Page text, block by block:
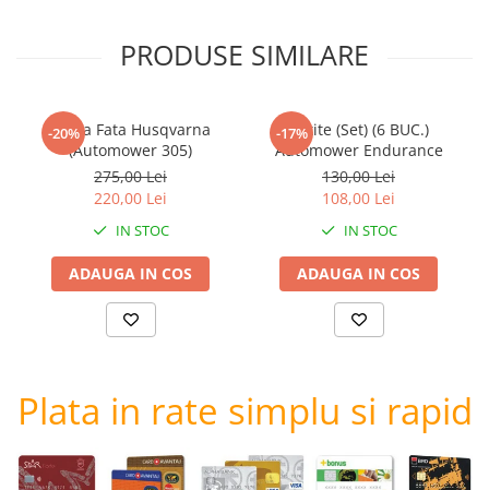
PRODUSE SIMILARE
-20%
Roata Fata Husqvarna
(Automower 305)
275,00 Lei
220,00 Lei
IN STOC
ADAUGA IN COS
-17%
Cutite (Set) (6 BUC.)
Automower Endurance
130,00 Lei
108,00 Lei
IN STOC
ADAUGA IN COS
Plata in rate simplu si rapid